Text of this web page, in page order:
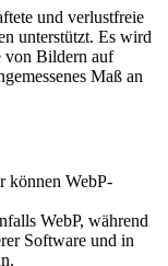
und verlustfreie
unterstützt. Es wird
von Bildern auf
Maß an
können WebP-
WebP, während
Software und in